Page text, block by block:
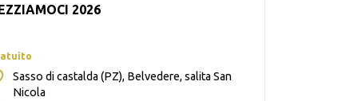
2026
Sasso di castalda (PZ), Belvedere, salita San
Nicola